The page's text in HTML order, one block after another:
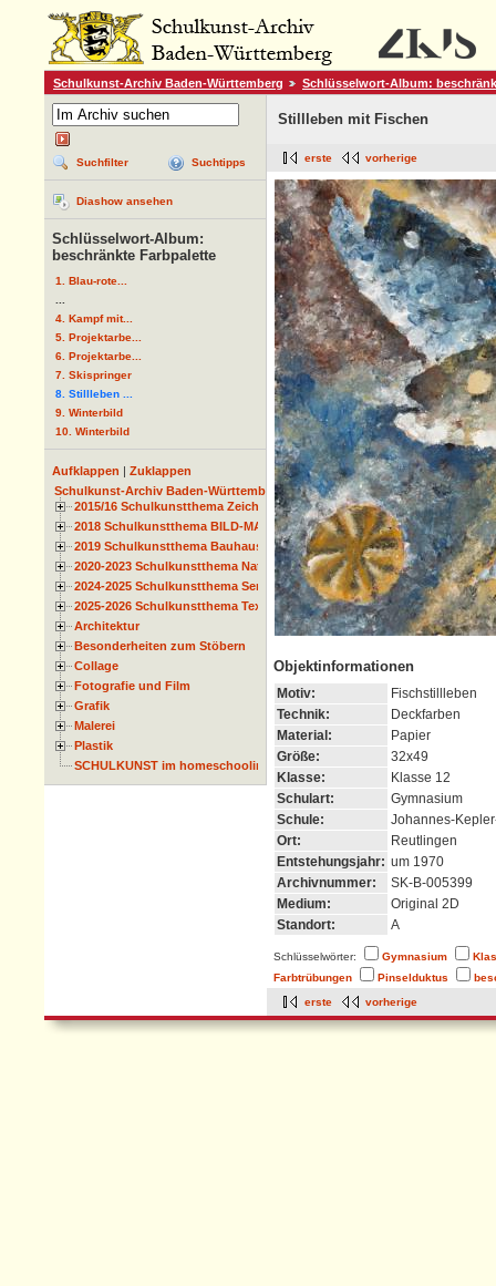
Schulkunst-Archiv Baden-Württemberg Schlüsselwort-Album:
Suchfilter Suchtipps
Diashow ansehen
Schlüsselwort-Album:
beschränkte Farbpalette
1. Blau-rote...
4. Kampf mit...
5. Projektarbe...
6. Projektarbe...
7. Skispringer
8. Stillleben ...
9. Winterbild
10. Winterbild
Aufklappen | Zuklappen
Schulkunst-Archiv Baden-Württemberg
2015/16 Schulkunstthema Zeichnen
2018 Schulkunstthema BILD-MATERIAL-OBJEKT
2019 Schulkunstthema Bauhaus
2020-2023 Schulkunstthema Natur und Zeit
2024-2025 Schulkunstthema Serie
2025-2026 Schulkunstthema Textil
Architektur
Besonderheiten zum Stöbern
Collage
Fotografie und Film
Grafik
Malerei
Plastik
SCHULKUNST im homeschooling
Stillleben mit Fischen
erste vorherige
Objektinformationen
Motiv:
Fischstillleben
Technik:
Deckfarben
Material:
Papier
Größe:
32x49
Klasse:
Klasse 12
Schulart:
Gymnasium
Schule:
Johannes-
Ort:
Reutlingen
Entstehungsjahr: um 1970
Archivnummer:
SK-B-005399
Medium:
Original 2D
Standort:
A
Schlüsselwörter: Gymnasium
Farbtrübungen
Pinselduktus
erste
vorherige